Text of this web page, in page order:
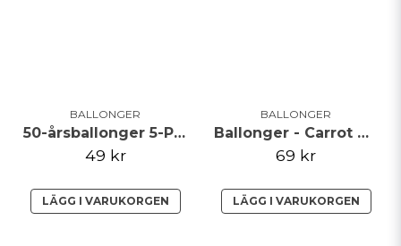
BALLONGER
50-årsballonger 5-Pack
49 kr
LÄGG I VARUKORGEN
BALLONGER
Ballonger - Carrot Crunch
69 kr
LÄGG I VARUKORGEN